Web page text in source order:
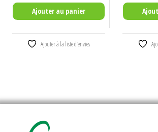
Ajouter au panier
Ajouter à la liste d’envies